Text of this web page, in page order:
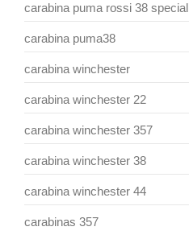
carabina puma rossi 38 special
carabina puma38
carabina winchester
carabina winchester 22
carabina winchester 357
carabina winchester 38
carabina winchester 44
carabinas 357